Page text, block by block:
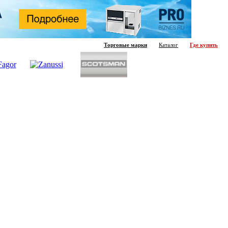
Торговые марки Каталог Где купить